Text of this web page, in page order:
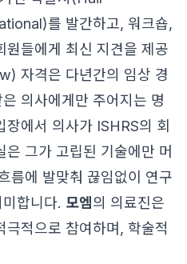
를 발간하고, 워크숍,
원들에게 최신 지견을 제공
자격은 다년간의 임상 경
의사에게만 주어지는 명
에서 의사가 ISHRS의 회
그가 고립된 기술에만 머
름에 발맞춰 끊임없이 연구
합니다. 모엠의 의료진은
적으로 참여하며, 학술적